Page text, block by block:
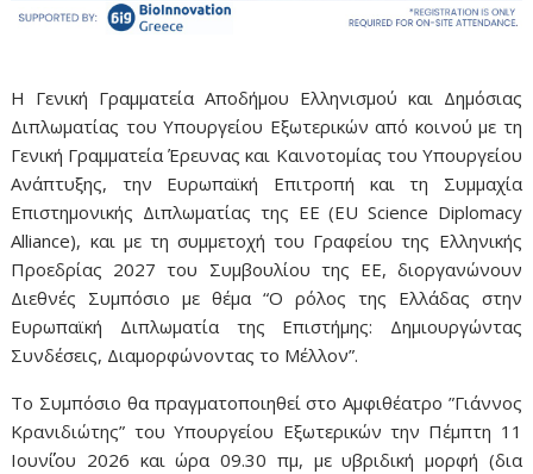
Η Γενική Γραμματεία Αποδήμου Ελληνισμού και Δημόσιας
Διπλωματίας του Υπουργείου Εξωτερικών από κοινού με τη
Γενική Γραμματεία Έρευνας και Καινοτομίας του Υπουργείου
Ανάπτυξης, την Ευρωπαϊκή Επιτροπή και τη Συμμαχία
Επιστημονικής Διπλωματίας της ΕΕ (EU Science Diplomacy
Alliance), και με τη συμμετοχή του Γραφείου της Ελληνικής
Προεδρίας 2027 του Συμβουλίου της ΕΕ, διοργανώνουν
Διεθνές Συμπόσιο με θέμα “Ο ρόλος της Ελλάδας στην
Ευρωπαϊκή Διπλωματία της Επιστήμης: Δημιουργώντας
Συνδέσεις, Διαμορφώνοντας το Μέλλον”.
Το Συμπόσιο θα πραγματοποιηθεί στο Αμφιθέατρο ”Γιάννος
Κρανιδιώτης” του Υπουργείου Εξωτερικών την Πέμπτη 11
Ιουν΄΄ίου 2026 και ώρα 09.30 πμ, με υβριδική μορφή (δια